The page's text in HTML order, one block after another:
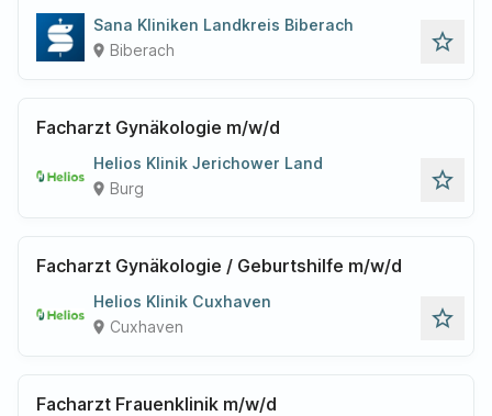
Sana Kliniken Landkreis Biberach
place Biberach star_outline
Facharzt Gynäkologie m/w/d
Helios Klinik Jerichower Land
place Burg star_outline
Facharzt Gynäkologie / Geburtshilfe m/w/d
Helios Klinik Cuxhaven
place Cuxhaven star_outline
Facharzt Frauenklinik m/w/d